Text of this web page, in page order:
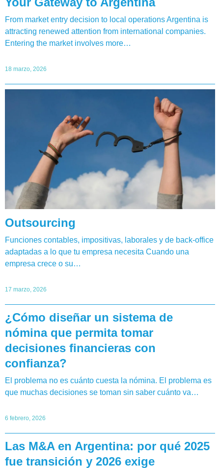
From market entry decision to local operations Argentina is
attracting renewed attention from international companies.
Entering the market involves more…
18 marzo, 2026
Outsourcing
Funciones contables, impositivas, laborales y de back-office
adaptadas a lo que tu empresa necesita Cuando una
empresa crece o su…
17 marzo, 2026
¿Cómo diseñar un sistema de
nómina que permita tomar
decisiones financieras con
confianza?
El problema no es cuánto cuesta la nómina. El problema es
que muchas decisiones se toman sin saber cuánto va…
6 febrero, 2026
Las M&A en Argentina: por qué 2025
fue transición y 2026 exige